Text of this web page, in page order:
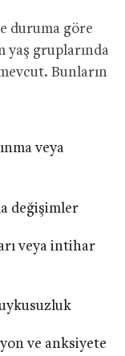
duruma göre
yaş gruplarında
Bunların
veya
değişimler
veya intihar
ve anksiyete